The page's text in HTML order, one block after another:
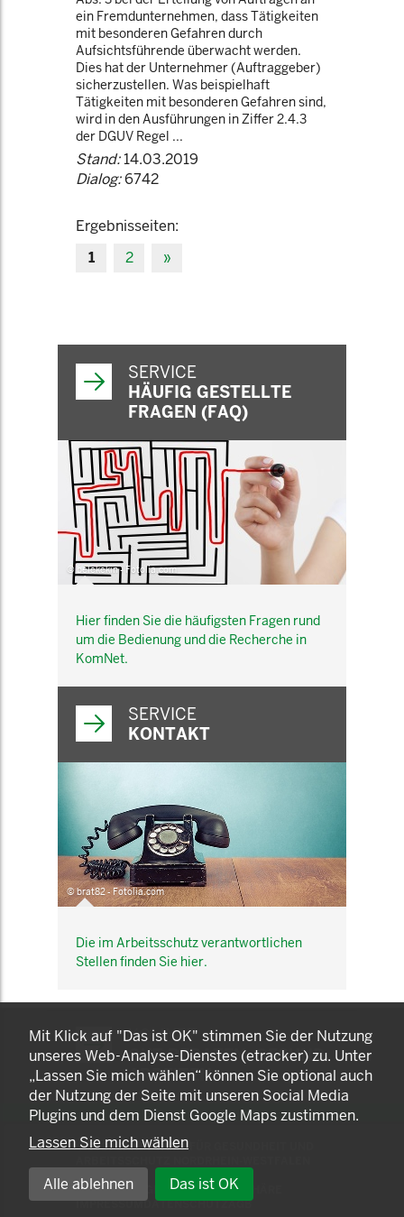
ein Fremdunternehmen, dass Tätigkeiten
mit besonderen Gefahren durch
Aufsichtsführende überwacht werden.
Dies hat der Unternehmer (Auftraggeber)
sicherzustellen. Was beispielhaft
Tätigkeiten mit besonderen Gefahren sind,
wird in den Ausführungen in Ziffer 2.4.3
der DGUV Regel ...
Stand:14.03.2019
Dialog:6742
Ergebnisseiten:
1
2 »
SERVICE
HÄUFIG GESTELLTE
FRAGEN (FAQ)
© belekekin - Fotolia.com
Hier finden Sie die häufigsten Fragen rund
um die Bedienung und die Recherche in
KomNet.
SERVICE
KONTAKT
© brat82 - Fotolia.com
Die im Arbeitsschutz verantwortlichen
Stellen finden Sie hier.
KOMNET
GUT BERATEN. GESUND
ARBEITEN.
© 2025 LANDESAMT FÜR GESUNDHEIT UND
EINSTELLUNGEN ZUR PRIVATSPHÄRE
IMPRESSUMDATENSCHUTZAGB
Mit Klick auf "Das ist OK" stimmen Sie der Nutzung
unseres Web-Analyse-Dienstes (etracker) zu. Unter
„Lassen Sie mich wählen“ können Sie optional auch
der Nutzung der Seite mit unseren Social Media
Plugins und dem Dienst Google Maps zustimmen.
Lassen Sie mich wählen
Alle ablehnen Das ist OK